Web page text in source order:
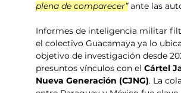
plena de comparecer” ante las
Informes de inteligencia militar
el colectivo Guacamaya ya lo
objetivo de investigación desde
presuntos vínculos con el Cártel
Nueva Generación (CJNG). La